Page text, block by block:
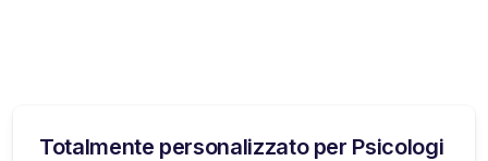
Totalmente personalizzato per Psicologi